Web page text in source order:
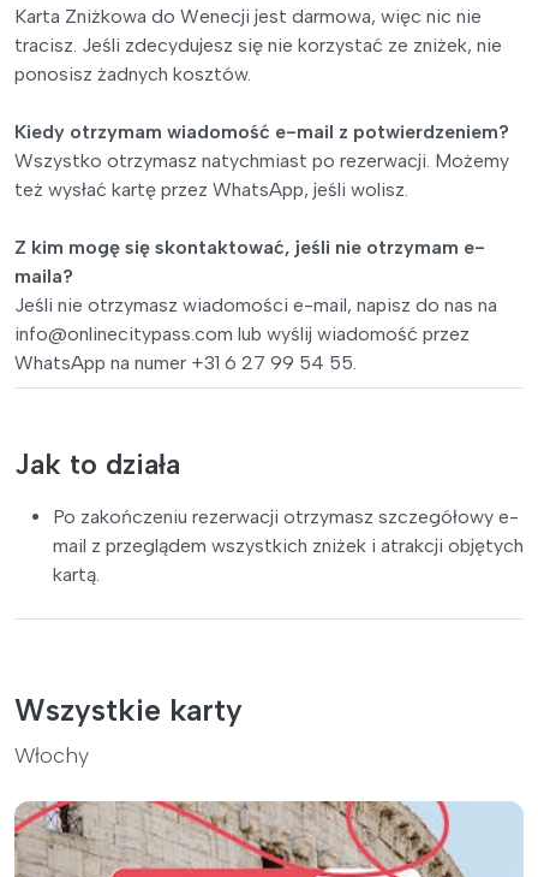
Karta Zniżkowa do Wenecji jest darmowa, więc nic nie
tracisz. Jeśli zdecydujesz się nie korzystać ze zniżek, nie
ponosisz żadnych kosztów.
Kiedy otrzymam wiadomość e-mail z potwierdzeniem?
Wszystko otrzymasz natychmiast po rezerwacji. Możemy
też wysłać kartę przez WhatsApp, jeśli wolisz.
Z kim mogę się skontaktować, jeśli nie otrzymam e-
maila?
Jeśli nie otrzymasz wiadomości e-mail, napisz do nas na
info@onlinecitypass.com lub wyślij wiadomość przez
WhatsApp na numer +31 6 27 99 54 55.
Jak to działa
Po zakończeniu rezerwacji otrzymasz szczegółowy e-
mail z przeglądem wszystkich zniżek i atrakcji objętych
kartą.
Wszystkie karty
Włochy